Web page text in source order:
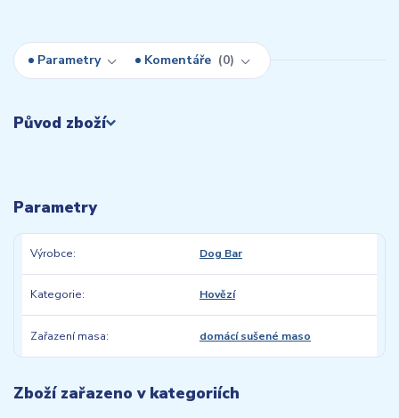
Parametry Komentáře 0
Původ zboží
Parametry
Výrobce Dog Bar
Kategorie Hovězí
Zařazení masa domácí sušené maso
Zboží zařazeno v kategoriích